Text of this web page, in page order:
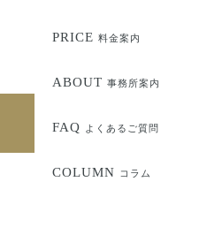
PRICE 料金案内
ABOUT 事務所案内
FAQ よくあるご質問
COLUMN コラム